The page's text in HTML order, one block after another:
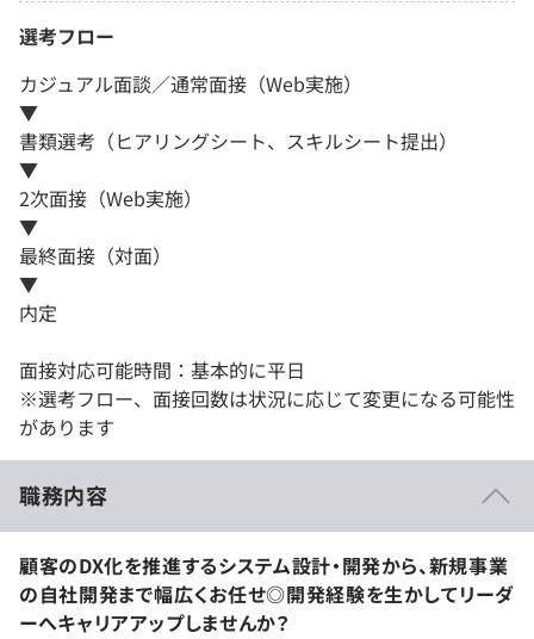
選考フロー
カジュアル面談／通常面接（Web実施）
▼
書類選考（ヒアリングシート、スキルシート提出）
▼
2次面接（Web実施）
▼
最終面接（対面）
▼
内定
面接対応可能時間：基本的に平日
※選考フロー、面接回数は状況に応じて変更になる可能性
があります
職務内容
顧客のDX化を推進するシステム設計・開発から、新規事業
の自社開発まで幅広くお任せ◎開発経験を生かしてリーダ
ーへキャリアアップしませんか？